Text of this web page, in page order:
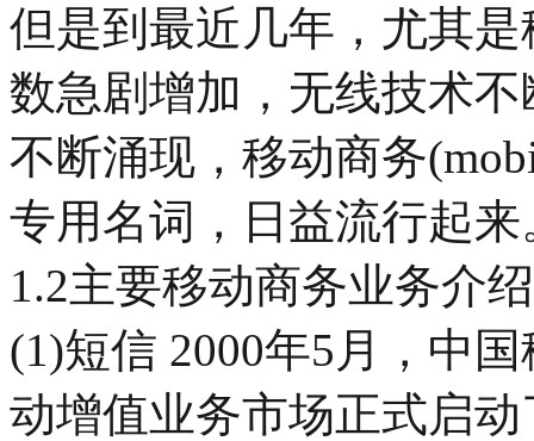
但是到最近几年，尤其
数急剧增加，无线技术
不断涌现，移动商务
专用名词，日益流行起来
1.2主要移动商务业务介绍
(1)短信 2000年5月，中
动增值业务市场正式启